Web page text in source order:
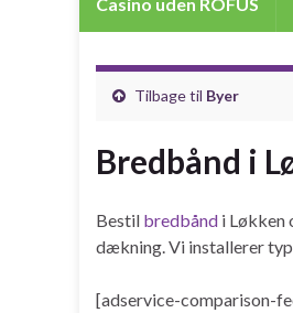
Tilbage til Byer
Bredbånd i
Bestil bredbånd i Løkken
dækning. Vi installerer
[adservice-comparison-